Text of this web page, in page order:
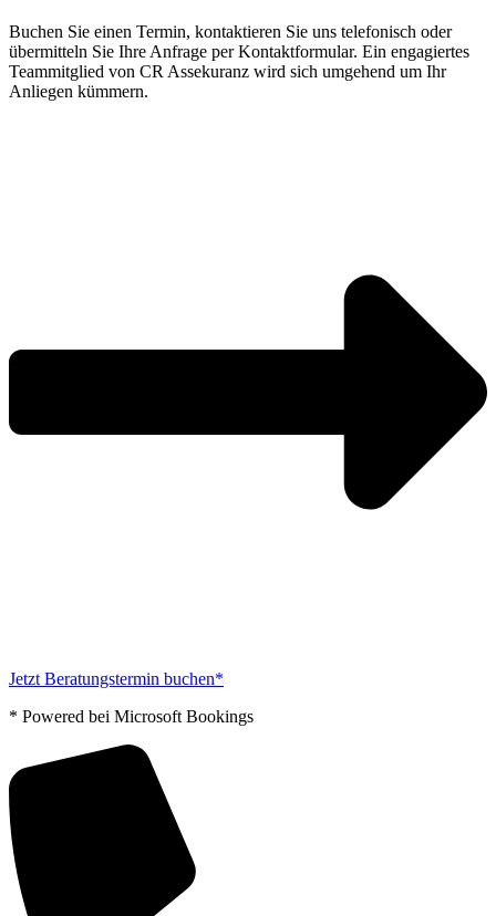
Buchen Sie einen Termin, kontaktieren Sie uns telefonisch oder
übermitteln Sie Ihre Anfrage per Kontaktformular. Ein engagiertes
Teammitglied von CR Assekuranz wird sich umgehend um Ihr
Anliegen kümmern.
Jetzt Beratungstermin buchen*
* Powered bei Microsoft Bookings